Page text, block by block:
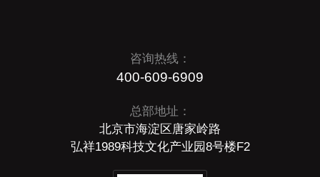
咨询热线：
400-609-6909
总部地址：
北京市海淀区唐家岭路
弘祥1989科技文化产业园8号楼F2